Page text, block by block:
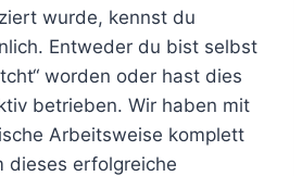
wurde, kennst du
Entweder du bist selbst
worden oder hast dies
betrieben. Wir haben mit
Arbeitsweise komplett
dieses erfolgreiche